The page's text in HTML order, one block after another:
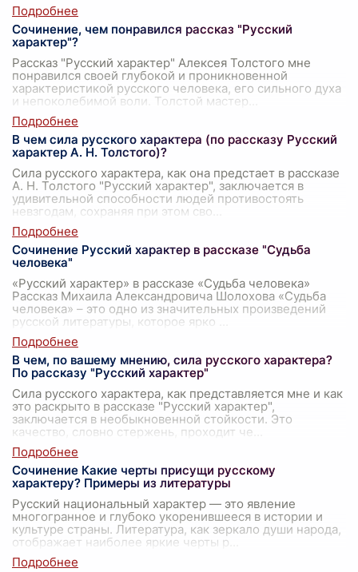
Сочинение, чем понравился рассказ "Русский
характер"?
Рассказ "Русский характер" Алексея Толстого мне
понравился своей глубокой и проникновенной
характеристикой русского человека, его сильного духа
и непоколебимой воли. Толстой мастер
В чем сила русского характера (по рассказу Русский
характер А. Н. Толстого)?
Сила русского характера, как она предстает в рассказе
А. Н. Толстого "Русский характер", заключается в
удивительной способности людей противостоять
невзгодам, сохраняя при этом сво
Сочинение Русский характер в рассказе "Судьба
человека"
«Русский характер» в рассказе «Судьба человека»
Рассказ Михаила Александровича Шолохова «Судьба
человека» – это одно из значительных произведений
русской литературы, которое ярко
В чем, по вашему мнению, сила русского характера?
По рассказу "Русский характер"
Сила русского характера, как представляется мне и как
это раскрыто в рассказе "Русский характер",
заключается в необыкновенной стойкости. Это
качество, словно стержень, проходит че
Сочинение Какие черты присущи русскому
характеру? Примеры из литературы
Русский национальный характер — это явление
многогранное и глубоко укоренившееся в истории и
культуре страны. Литература, как зеркало души народа,
отображает наиболее яркие черты р